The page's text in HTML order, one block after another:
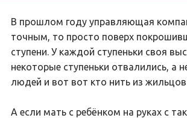
В прошлом году управляющая
точным, то просто поверх
ступени. У каждой ступеньки своя
некоторые ступеньки отвалились, а
людей и вот вот кто нить из
А если мать с ребёнком на руках с